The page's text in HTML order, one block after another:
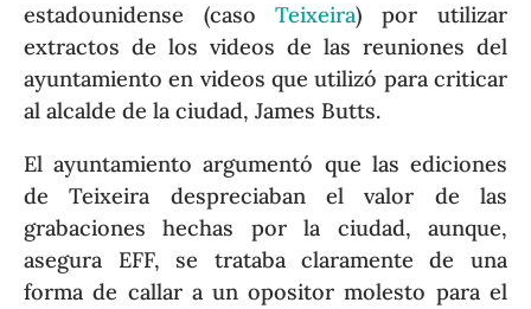
estadounidense (caso Teixeira) por utilizar
extractos de los videos de las reuniones del
ayuntamiento en videos que utilizó para criticar
al alcalde de la ciudad, James Butts.
El ayuntamiento argumentó que las ediciones
de Teixeira despreciaban el valor de las
grabaciones hechas por la ciudad, aunque,
asegura EFF, se trataba claramente de una
forma de callar a un opositor molesto para el